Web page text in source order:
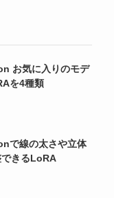
お気に入りのモデ
を4種類
で線の太さや立体
きるLoRA